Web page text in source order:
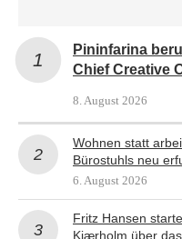
Pininfarina
Chief Creative
8. August 2026
Wohnen statt
Bürostuhls neu
6. August 2026
Fritz Hansen
Kjærholm über